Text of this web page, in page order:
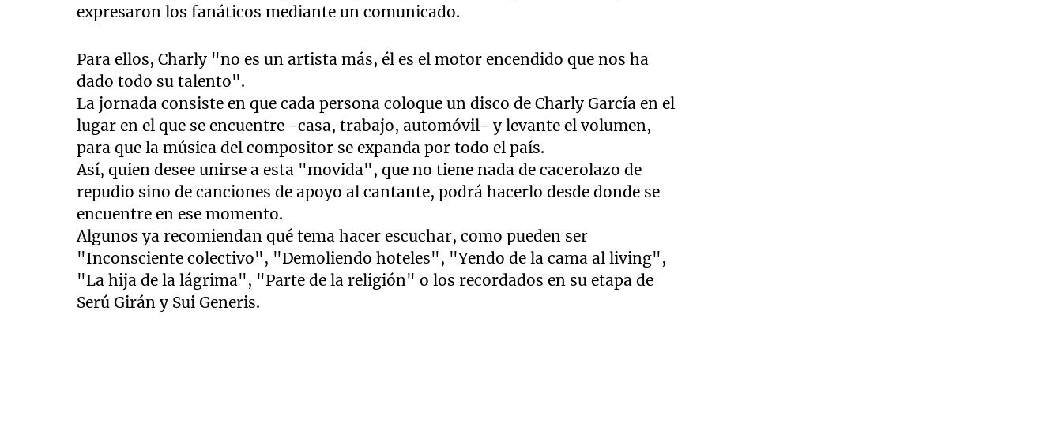
expresaron los fanáticos mediante un comunicado.
Para ellos, Charly "no es un artista más, él es el motor encendido que nos ha
dado todo su talento".
La jornada consiste en que cada persona coloque un disco de Charly García en el
lugar en el que se encuentre -casa, trabajo, automóvil- y levante el volumen,
para que la música del compositor se expanda por todo el país.
Así, quien desee unirse a esta "movida", que no tiene nada de cacerolazo de
repudio sino de canciones de apoyo al cantante, podrá hacerlo desde donde se
encuentre en ese momento.
Algunos ya recomiendan qué tema hacer escuchar, como pueden ser
"Inconsciente colectivo", "Demoliendo hoteles", "Yendo de la cama al living",
"La hija de la lágrima", "Parte de la religión" o los recordados en su etapa de
Serú Girán y Sui Generis.